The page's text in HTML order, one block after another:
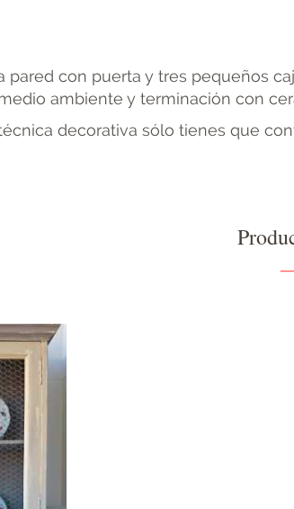
pared con puerta y tres pequeños
ambiente y terminación con
decorativa sólo tienes que